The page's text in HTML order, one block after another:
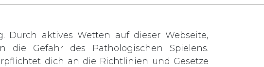
aktives Wetten auf dieser Webseite,
Gefahr des Pathologischen Spielens.
dich an die Richtlinien und Gesetze